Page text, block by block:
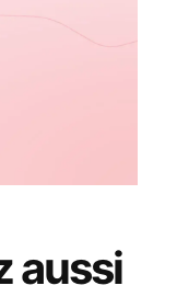
aussi